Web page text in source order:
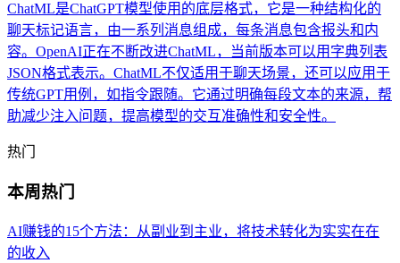
ChatML是ChatGPT模型使用的底层格式，它是一种结构化的
聊天标记语言，由一系列消息组成，每条消息包含报头和内
容。OpenAI正在不断改进ChatML，当前版本可以用字典列表
JSON格式表示。ChatML不仅适用于聊天场景，还可以应用于
传统GPT用例，如指令跟随。它通过明确每段文本的来源，帮
助减少注入问题，提高模型的交互准确性和安全性。
热门
本周热门
AI赚钱的15个方法：从副业到主业，将技术转化为实实在在
的收入